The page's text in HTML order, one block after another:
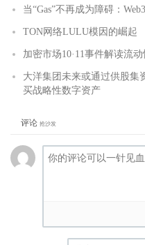
当“Gas”不再成为障碍：
TON网络LULU模因的崛起
加密市场10·11事件解读流
大洋集团未来或通过供股集
买战略性数字资产
评论 抢沙发